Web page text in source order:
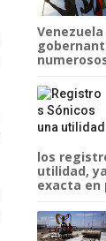
los
utilidad,
exacta en